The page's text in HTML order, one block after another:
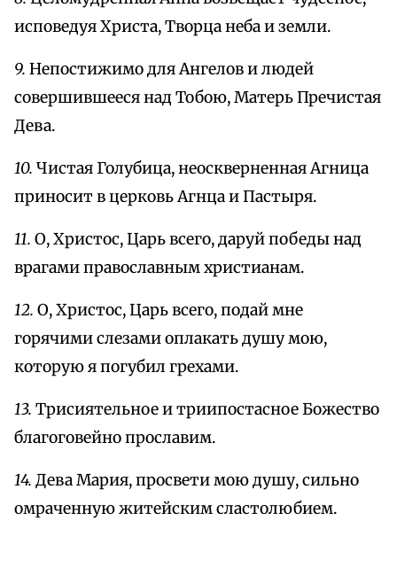
исповедуя Христа, Творца неба и земли.
9. Непостижимо для Ангелов и людей
совершившееся над Тобою, Матерь Пречистая
Дева.
10. Чистая Голубица, неоскверненная Агница
приносит в церковь Агнца и Пастыря.
11. О, Христос, Царь всего, даруй победы над
врагами православным христианам.
12. О, Христос, Царь всего, подай мне
горячими слезами оплакать душу мою,
которую я погубил грехами.
13. Трисиятельное и триипостасное Божество
благоговейно прославим.
14. Дева Мария, просвети мою душу, сильно
омраченную житейским сластолюбием.